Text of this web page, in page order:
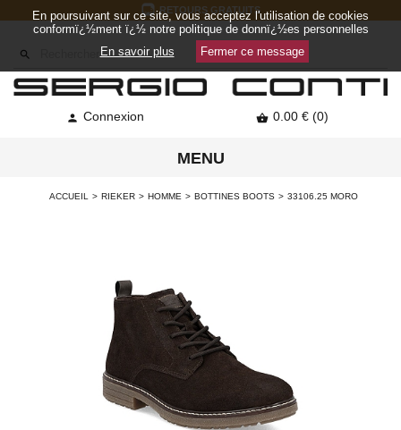
RETOURS GRATUITS

 Connexion  0.00 € (0)
MENU
ACCUEIL RIEKER HOMME BOTTINES BOOTS 33106.25 MORO
En poursuivant sur ce site, vous acceptez l'utilisation de cookies
conformï¿½ment ï¿½ notre politique de donnï¿½es personnelles
En savoir plus
Fermer ce message